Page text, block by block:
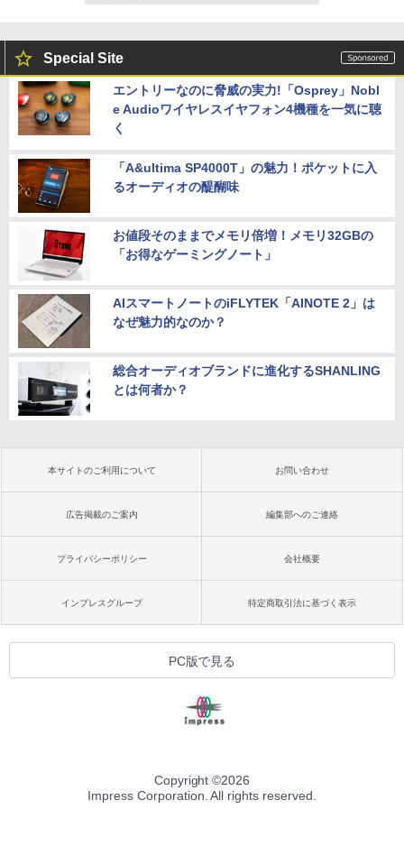
Special Site
エントリーなのに脅威の実力!「Osprey」Nobl
e Audioワイヤレスイヤフォン4機種を一気に聴
く
「A&ultima SP4000T」の魅力！ポケットに入
るオーディオの醍醐味
お値段そのままでメモリ倍増！メモリ32GBの
「お得なゲーミングノート」
AIスマートノートのiFLYTEK「AINOTE 2」は
なぜ魅力的なのか？
総合オーディオブランドに進化するSHANLING
とは何者か？
本サイトのご利用について お問い合わせ
広告掲載のご案内 編集部へのご連絡
プライバシーポリシー 会社概要
インプレスグループ 特定商取引法に基づく表示
PC版で見る
Copyright ©2026
Impress Corporation. All rights reserved.